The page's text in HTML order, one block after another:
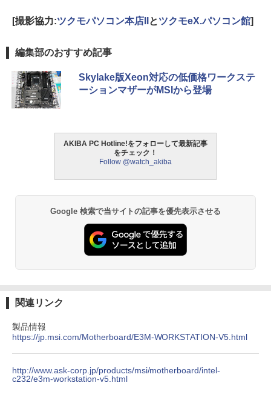
[撮影協力:ツクモパソコン本店II とツクモeX.パソコン館]
編集部のおすすめ記事
Skylake版Xeon対応の低価格ワークステ
ーションマザーがMSIから登場
AKIBA PC Hotline!をフォローして最新記事
をチェック！
Follow @watch_akiba
Google 検索で当サイトの記事を優先表示させる
関連リンク
製品情報
https://jp.msi.com/Motherboard/E3M-WORKSTATION-V5.html
http://www.ask-corp.jp/products/msi/motherboard/intel-
c232/e3m-workstation-v5.html